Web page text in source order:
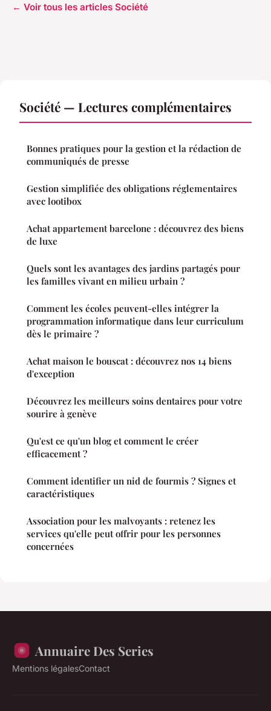
← Voir tous les articles Société
Société — Lectures complémentaires
Bonnes pratiques pour la gestion et la rédaction de
communiqués de presse
Gestion simplifiée des obligations réglementaires
avec lootibox
Achat appartement barcelone : découvrez des biens
de luxe
Quels sont les avantages des jardins partagés pour
les familles vivant en milieu urbain ?
Comment les écoles peuvent-elles intégrer la
programmation informatique dans leur curriculum
dès le primaire ?
Achat maison le bouscat : découvrez nos 14 biens
d'exception
Découvrez les meilleurs soins dentaires pour votre
sourire à genève
Qu'est ce qu'un blog et comment le créer
efficacement ?
Comment identifier un nid de fourmis ? Signes et
caractéristiques
Association pour les malvoyants : retenez les
services qu'elle peut offrir pour les personnes
concernées
Annuaire Des Series
Mentions légalesContact